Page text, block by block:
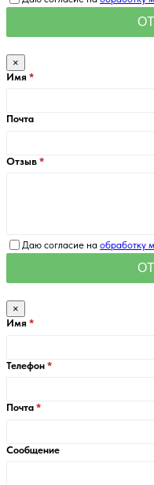
×
Имя
Почта
Отзыв
Даю согласие на обработку
×
Имя
Телефон
Почта
Сообщение